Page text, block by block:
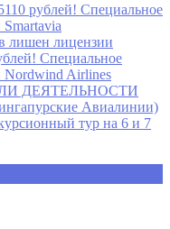
рублей! Специальное
лишен лицензии
Специальное
Nordwind Airlines
ДЕЯТЕЛЬНОСТИ
Авиалинии)
тур на 6 и 7